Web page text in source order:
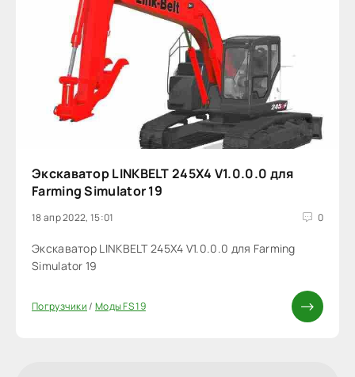
Экскаватор LINKBELT 245X4 V1.0.0.0 для
Farming Simulator 19
18 апр 2022, 15:01 0
Экскаватор LINKBELT 245X4 V1.0.0.0 для Farming
Simulator 19
Погрузчики/ Моды FS 19